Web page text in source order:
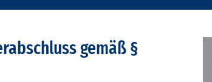
gemäß §